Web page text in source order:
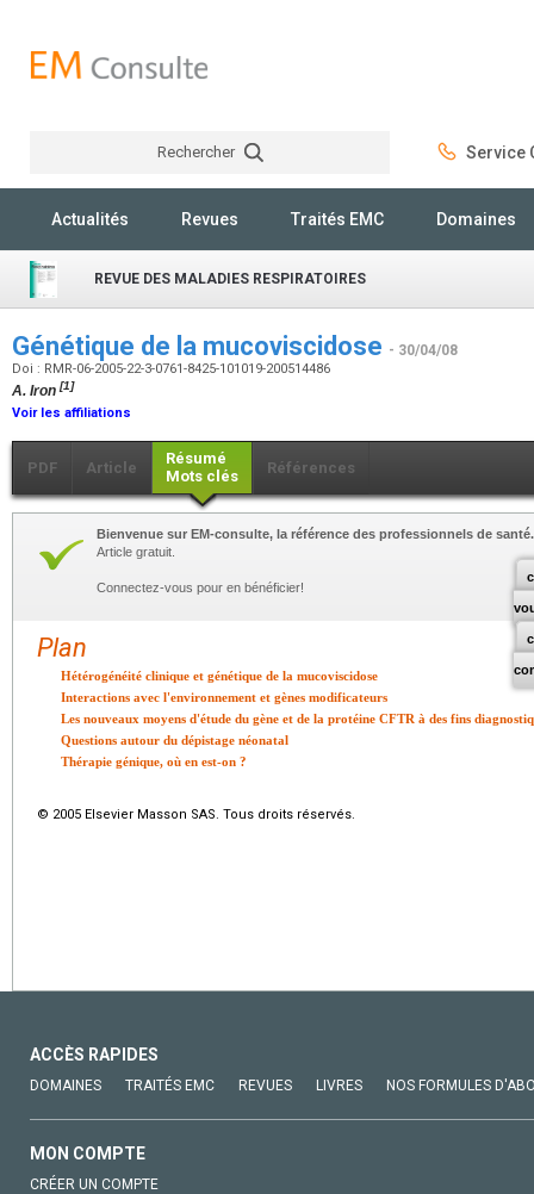
Rechercher Service
Actualités Revues Traités EMC Domaines
REVUE DES MALADIES RESPIRATOIRES
Génétique de la mucoviscidose - 30/04/08
Doi : RMR-06-2005-22-3-0761-8425-101019-200514486
A. Iron [1]
Voir les affiliations
PDF Article
Résumé
Mots clés
Références
Bienvenue sur EM-consulte, la référence des professionnels de santé.
Article gratuit.
Connectez-vous pour en bénéficier!
Plan
Hétérogénéité clinique et génétique de la mucoviscidose
Interactions avec l'environnement et gènes modificateurs
Les nouveaux moyens d'étude du gène et de la protéine CFTR à des fins
Questions autour du dépistage néonatal
Thérapie génique, où en est-on ?
© 2005 Elsevier Masson SAS. Tous droits réservés.
ACCÈS RAPIDES
DOMAINES TRAITÉS EMC REVUES LIVRES NOS FORMULES
MON COMPTE
CRÉER UN COMPTE